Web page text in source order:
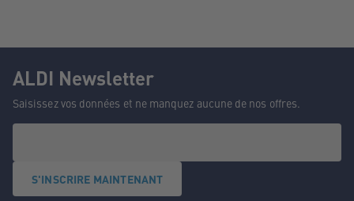
ALDI Newsletter
Saisissez vos données et ne manquez aucune de nos offres.
S'INSCRIRE MAINTENANT